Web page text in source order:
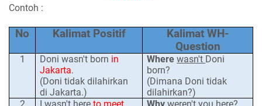
Contoh :
No Kalimat Positif
Kalimat WH-
Question
1 Doni wasn't born in
Jakarta.
(Doni tidak dilahirkan
di Jakarta.)
Wherewasn't Doni
born?
(Dimana Doni tidak
dilahirkan?)